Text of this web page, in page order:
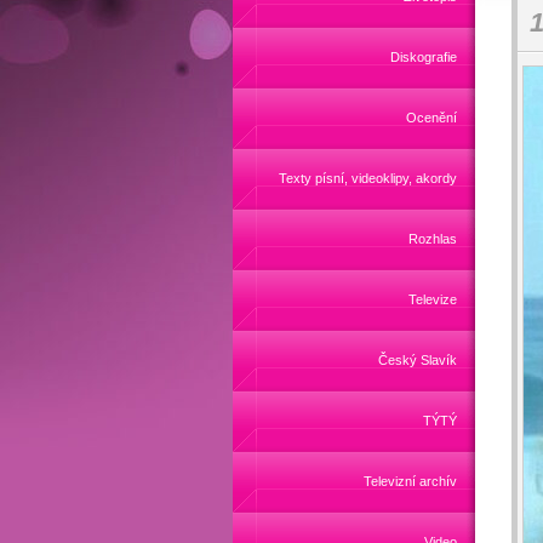
Diskografie
Ocenění
Texty písní, videoklipy, akordy
Rozhlas
Televize
Český Slavík
TÝTÝ
Televizní archív